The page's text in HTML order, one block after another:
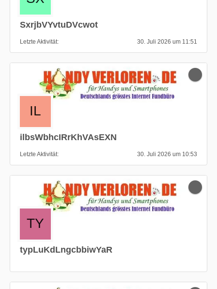
SxrjbVYvtuDVcwot
Letzte Aktivität 30. Juli 2026 um 11:51
ilbsWbhcIRrKhVAsEXN
Letzte Aktivität 30. Juli 2026 um 10:53
typLuKdLngcbbiwYaR